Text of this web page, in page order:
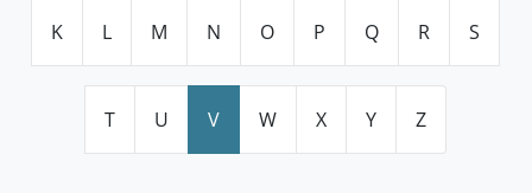
K L M N O P Q R S
T U V W X Y Z